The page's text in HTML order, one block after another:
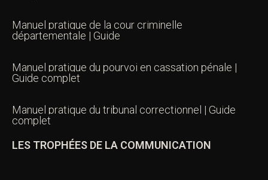
Manuel pratique de la cour criminelle
départementale | Guide
Manuel pratique du pourvoi en cassation pénale |
Guide complet
Manuel pratique du tribunal correctionnel | Guide
complet
LES TROPHÉES DE LA COMMUNICATION